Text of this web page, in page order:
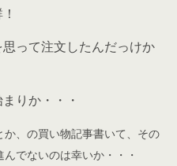
って注文したんだっけか
りか・・・
、の買い物記事書いて、その
でないのは幸いか・・・